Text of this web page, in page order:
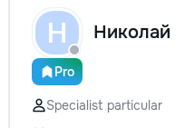
Н
Pro
Николай
Specialist particular